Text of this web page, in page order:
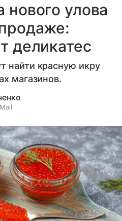
нового улова
деликатес
найти красную икру
магазинов.